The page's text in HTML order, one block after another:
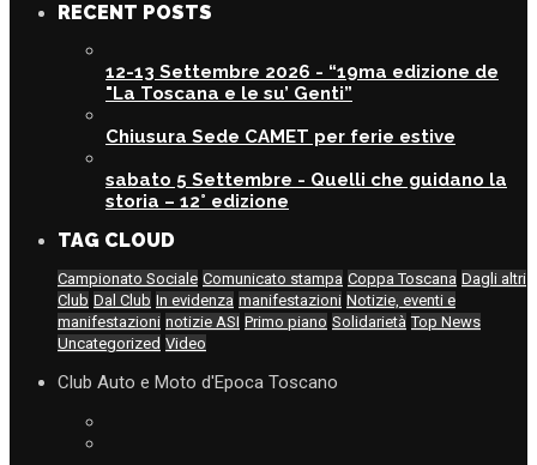
RECENT POSTS
12-13 Settembre 2026 - “19ma edizione de
"La Toscana e le su’ Genti”
Chiusura Sede CAMET per ferie estive
sabato 5 Settembre - Quelli che guidano la
storia – 12° edizione
TAG CLOUD
Campionato Sociale Comunicato stampa Coppa Toscana Dagli altri
Club Dal Club In evidenza manifestazioni Notizie, eventi e
manifestazioni notizie ASI Primo piano Solidarietà Top News
Uncategorized Video
Club Auto e Moto d'Epoca Toscano